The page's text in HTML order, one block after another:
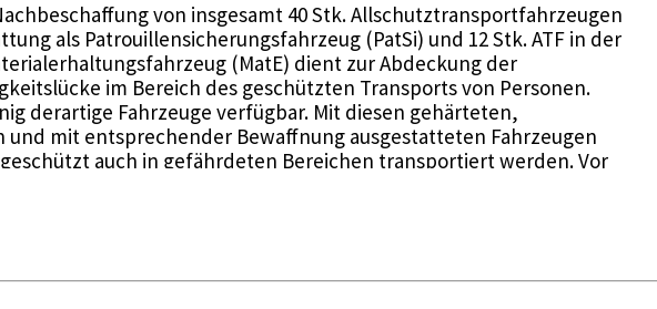
von insgesamt 40 Stk. Allschutztransportfahrzeugen
als Patrouillensicherungsfahrzeug (PatSi) und 12 Stk. ATF in der
(MatE) dient zur Abdeckung der
im Bereich des geschützten Transports von Personen.
derartige Fahrzeuge verfügbar. Mit diesen gehärteten,
und mit entsprechender Bewaffnung ausgestatteten Fahrzeugen
auch in gefährdeten Bereichen transportiert werden. Vor
der Bedarf an geschützten Personentransportmöglichkeiten.